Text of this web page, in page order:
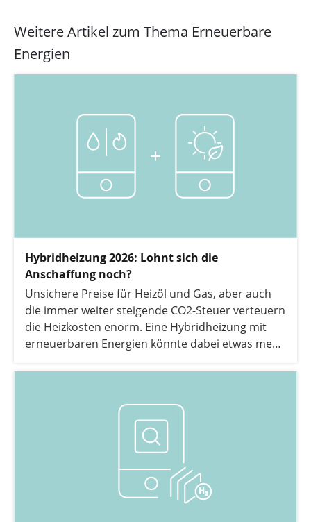
Weitere Artikel zum Thema Erneuerbare
Energien
Hybridheizung 2026: Lohnt sich die
Anschaffung noch?
Unsichere Preise für Heizöl und Gas, aber auch
die immer weiter steigende CO2-Steuer verteuern
die Heizkosten enorm. Eine Hybridheizung mit
erneuerbaren Energien könnte dabei etwas mehr
geben wir in folgendem Artikel. Zudem
beleuchten wir, welche zukunftssicheren
Heizsysteme, die auf erneuerbaren Energien
basieren, eine bessere Alternative bieten können.